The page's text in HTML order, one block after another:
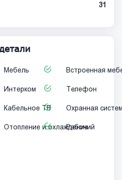
31
Мебель Встроенная
Интерком Телефон
Кабельное ТВ Охранная
Отопление и охлаждение
Рабочий